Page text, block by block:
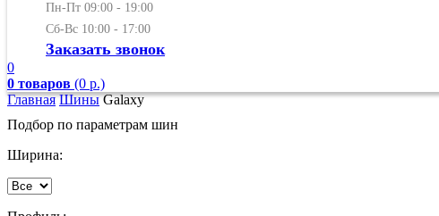
Пн-Пт 09:00 - 19:00
Сб-Вс 10:00 - 17:00
Заказать звонок
0
0 товаров (0 р.)
Главная ШиныGalaxy
Подбор по параметрам шин
Ширина: